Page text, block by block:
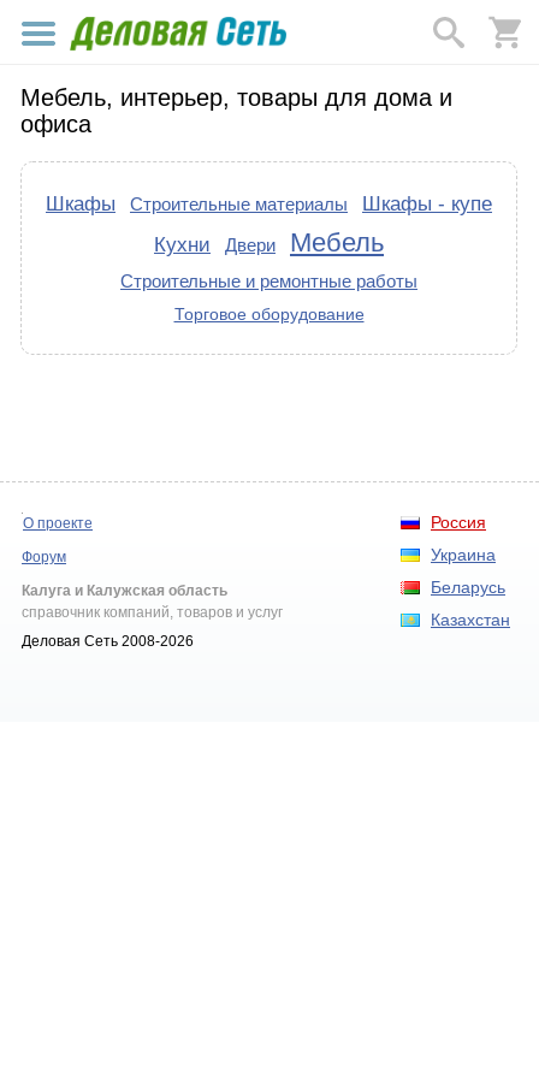
Мебель, интерьер, товары для дома и
офиса
Шкафы Строительные материалы
Шкафы - купе
Кухни
Двери Мебель
Строительные и ремонтные работы
Торговое оборудование
Россия
Украина
Беларусь
Казахстан
О проекте
Форум
Калуга и Калужская область
справочник компаний, товаров и услуг
Деловая Сеть 2008-2026